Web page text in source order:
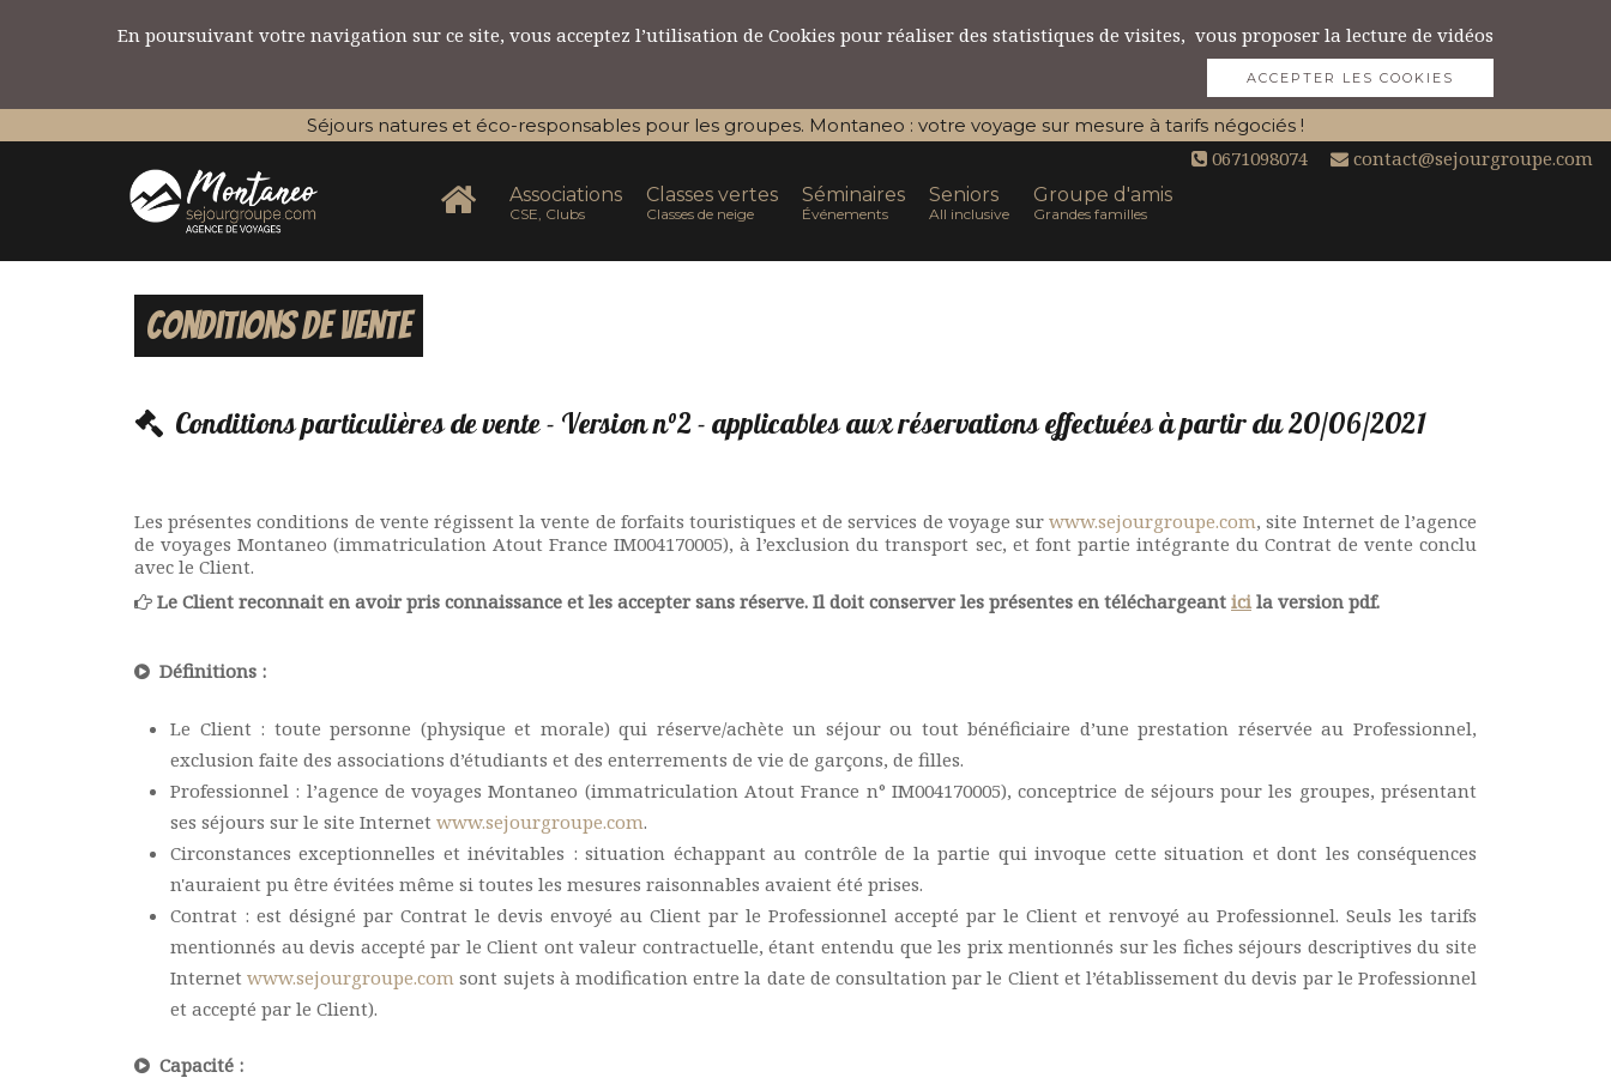
En poursuivant votre navigation sur ce site, vous acceptez l’utilisation de Cookies pour réaliser des statistiques de visites, vous proposer la lecture de vidéos
ACCEPTER LES COOKIES
Séjours natures et éco-responsables pour les groupes. Montaneo : votre voyage sur mesure à tarifs négociés !
0671098074 contact@sejourgroupe.com
Associations
CSE, Clubs
Classes vertes
Classes de neige
Séminaires
Événements
Seniors
All inclusive
Groupe d'amis
Grandes familles
Conditions de vente
Conditions particulières de vente - Version n°2 - applicables aux réservations effectuées à partir du 20/06/2021
Les présentes conditions de vente régissent la vente de forfaits touristiques et de services de voyage surwww.sejourgroupe.com, site Internet de l’agence
de voyages Montaneo (immatriculation Atout France IM004170005), à l’exclusion du transport sec, et font partie intégrante du Contrat de vente conclu
avec le Client.
Le Client reconnait en avoir pris connaissance et les accepter sans réserve. Il doit conserver les présentes en téléchargeant icila version pdf.
Définitions :
Le Client : toute personne (physique et morale) qui réserve/achète un séjour ou tout bénéficiaire d’une prestation réservée au Professionnel,
exclusion faite des associations d’étudiants et des enterrements de vie de garçons, de filles.
Professionnel : l’agence de voyages Montaneo (immatriculation Atout France n° IM004170005), conceptrice de séjours pour les groupes, présentant
ses séjours sur le site Internet www.sejourgroupe.com.
Circonstances exceptionnelles et inévitables : situation échappant au contrôle de la partie qui invoque cette situation et dont les conséquences
n'auraient pu être évitées même si toutes les mesures raisonnables avaient été prises.
Contrat : est désigné par Contrat le devis envoyé au Client par le Professionnel accepté par le Client et renvoyé au Professionnel. Seuls les tarifs
mentionnés au devis accepté par le Client ont valeur contractuelle, étant entendu que les prix mentionnés sur les fiches séjours descriptives du site
Internetwww.sejourgroupe.com sont sujets à modification entre la date de consultation par le Client et l’établissement du devis par le Professionnel
et accepté par le Client).
Capacité :